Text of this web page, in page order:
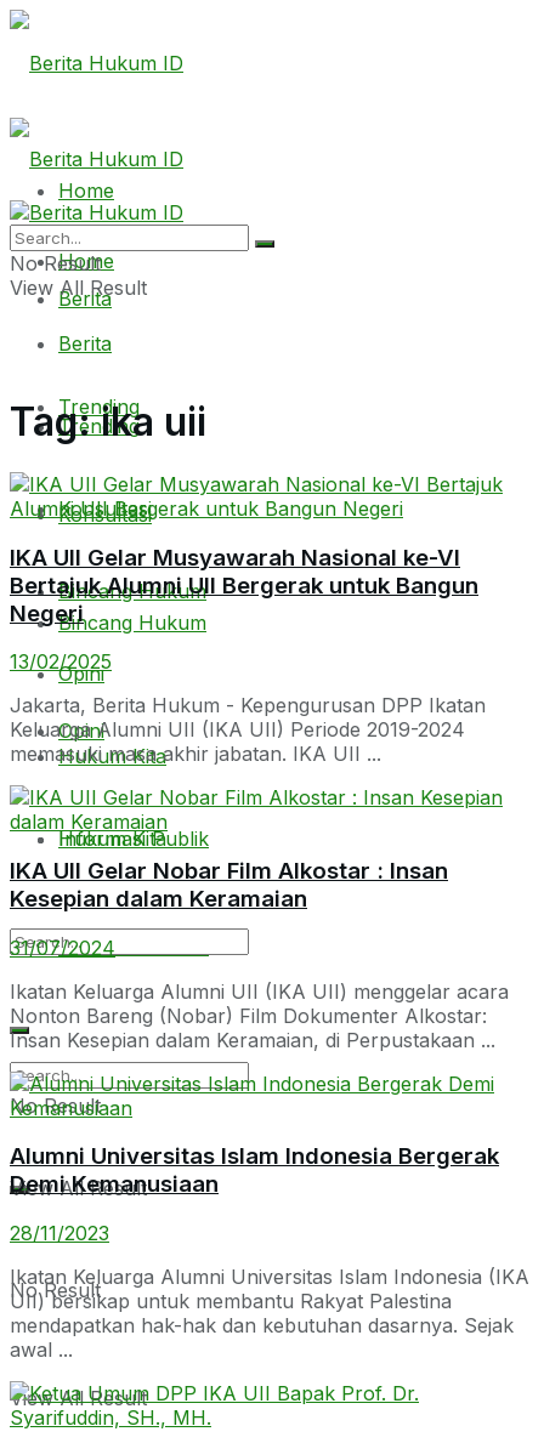
Home
Berita
Trending
Konsultasi
Bincang Hukum
Opini
Hukum Kita
Informasi Publik
No Result
View All Result
Home
Berita
Trending
Konsultasi
Bincang Hukum
Opini
Hukum Kita
Informasi Publik
No Result
View All Result
No Result
View All Result
Tag:ika uii
IKA UII Gelar Musyawarah Nasional ke-VI
Bertajuk Alumni UII Bergerak untuk Bangun
Negeri
13/02/2025
Jakarta, Berita Hukum - Kepengurusan DPP Ikatan
Keluarga Alumni UII (IKA UII) Periode 2019-2024
memasuki masa akhir jabatan. IKA UII ...
IKA UII Gelar Nobar Film Alkostar : Insan
Kesepian dalam Keramaian
31/07/2024
Ikatan Keluarga Alumni UII (IKA UII) menggelar acara
Nonton Bareng (Nobar) Film Dokumenter Alkostar:
Insan Kesepian dalam Keramaian, di Perpustakaan ...
Alumni Universitas Islam Indonesia Bergerak
Demi Kemanusiaan
28/11/2023
Ikatan Keluarga Alumni Universitas Islam Indonesia (IKA
UII) bersikap untuk membantu Rakyat Palestina
mendapatkan hak-hak dan kebutuhan dasarnya. Sejak
awal ...